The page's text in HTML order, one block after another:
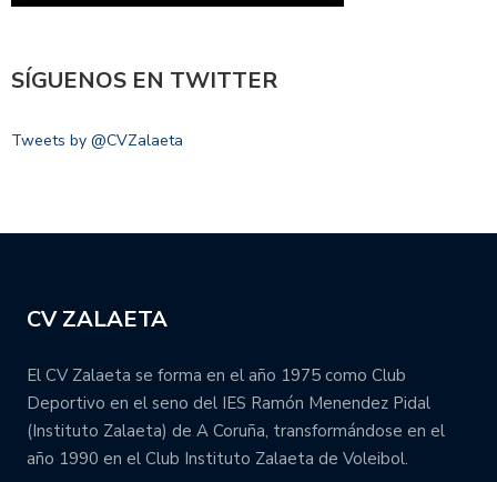
SÍGUENOS EN TWITTER
Tweets by @CVZalaeta
CV ZALAETA
El CV Zalaeta se forma en el año 1975 como Club
Deportivo en el seno del IES Ramón Menendez Pidal
(Instituto Zalaeta) de A Coruña, transformándose en el
año 1990 en el Club Instituto Zalaeta de Voleibol.